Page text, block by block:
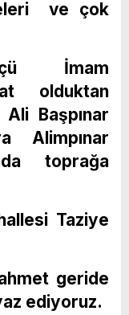
ve çok
İmam
olduktan
Başpınar
Alimpınar
toprağa
Taziye
geride
ediyoruz.